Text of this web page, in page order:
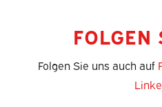
FOLGEN
Folgen Sie uns auch auf